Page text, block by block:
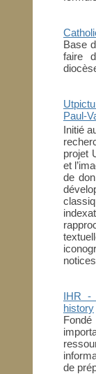
Base
faire
Paul-
Initié
projet
et
de
IHR -
history
de